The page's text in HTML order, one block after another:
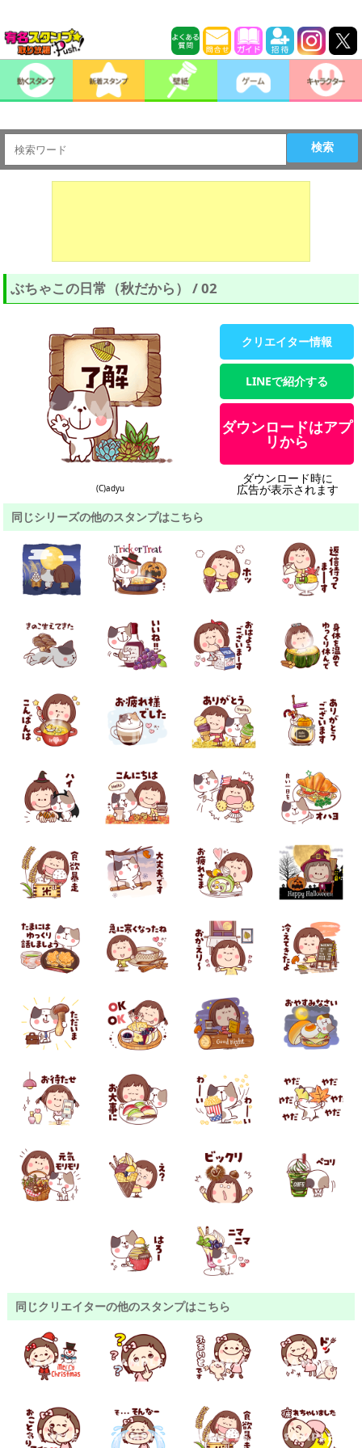
検索
ぶちゃこの日常（秋だから） / 02
(C)adyu
クリエイター情報
LINEで紹介する
ダウンロードはアプ
リから
ダウンロード時に
広告が表示されます
同じシリーズの他のスタンプはこちら
同じクリエイターの他のスタンプはこちら